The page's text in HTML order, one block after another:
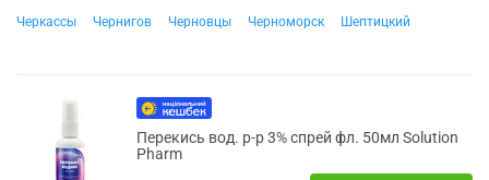
Черкассы
Чернигов Черновцы Черноморск Шептицкий
Перекись вод. р-р 3% спрей фл. 50мл Solution
Pharm